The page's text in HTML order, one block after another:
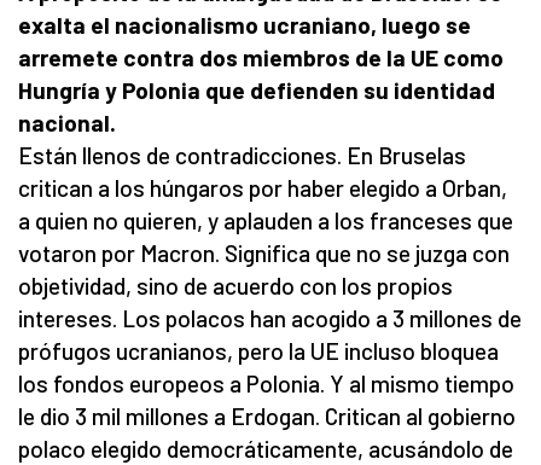
exalta el nacionalismo ucraniano, luego se
arremete contra dos miembros de la UE como
Hungría y Polonia que defienden su identidad
nacional.
Están llenos de contradicciones. En Bruselas
critican a los húngaros por haber elegido a Orban,
a quien no quieren, y aplauden a los franceses que
votaron por Macron. Significa que no se juzga con
objetividad, sino de acuerdo con los propios
intereses. Los polacos han acogido a 3 millones de
prófugos ucranianos, pero la UE incluso bloquea
los fondos europeos a Polonia. Y al mismo tiempo
le dio 3 mil millones a Erdogan. Critican al gobierno
polaco elegido democráticamente, acusándolo de